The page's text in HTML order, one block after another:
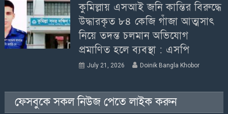
কুমিল্লায় এসআই জনি কান্তির বিরুদ্ধে
উদ্ধারকৃত ৮৪ কেজি গাঁজা আত্মসাৎ
নিয়ে তদন্ত চলমান অভিযোগ
প্রমাণিত হলে ব্যবস্থা : এসপি
July 21, 2026 Doinik Bangla Khobor
ফেসবুকে সকল নিউজ পেতে লাইক করুন